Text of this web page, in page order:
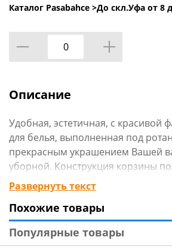
Каталог Pasabahce >До скл.Уфа от 8
Описание
Удобная, эстетичная, с красивой
для белья, выполненная под
прекрасным украшением Вашей
уборной. Конструкция корзины
свободно циркулировать.
корзине предусматривает ее
Вас стороны.
Характеристики
Развернуть текст
Похожие товары
Популярные товары